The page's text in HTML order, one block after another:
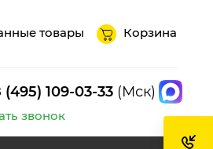
товары Корзина
(495) 109-03-33 (Мск)
звонок